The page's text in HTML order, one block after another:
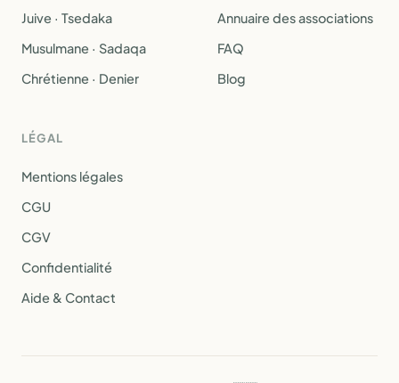
Juive · Tsedaka
Musulmane · Sadaqa
Chrétienne · Denier
Annuaire des associations
FAQ
Blog
LÉGAL
Mentions légales
CGU
CGV
Confidentialité
Aide & Contact